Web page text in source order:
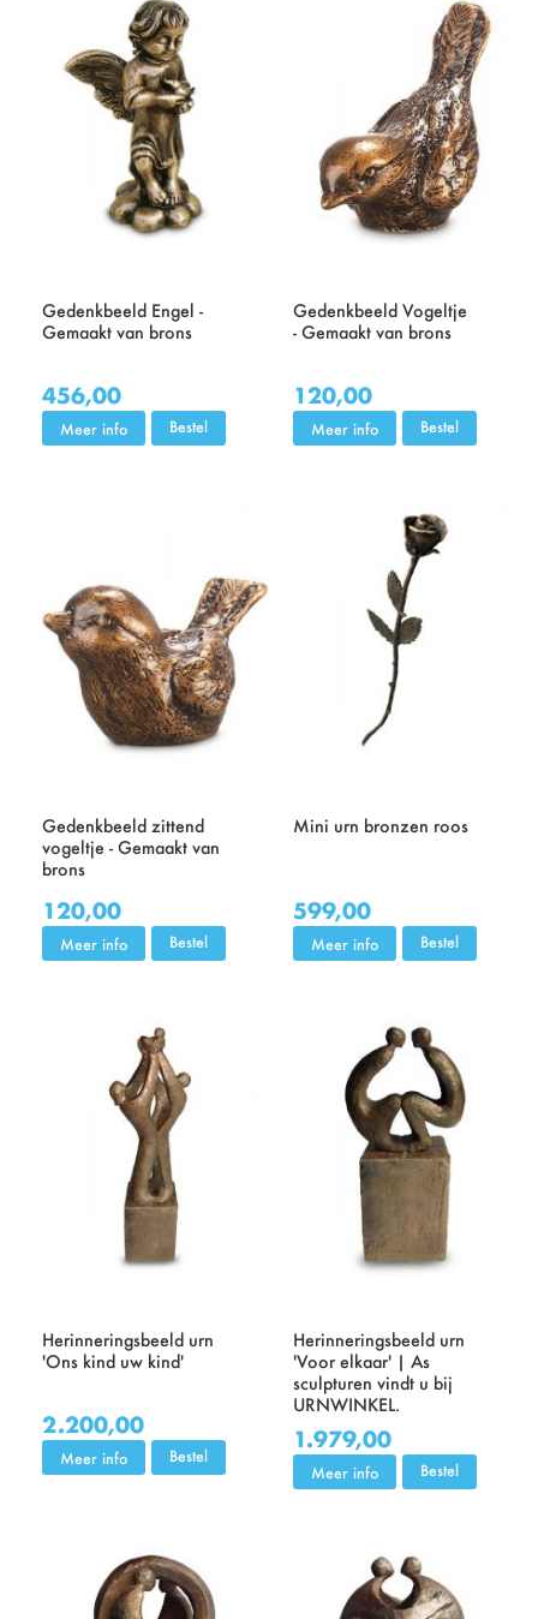
Gedenkbeeld Engel -
Gemaakt van brons
456,00
Meer info Bestel
Gedenkbeeld Vogeltje
- Gemaakt van brons
120,00
Meer info Bestel
Gedenkbeeld zittend
vogeltje - Gemaakt van
brons
120,00
Meer info Bestel
Mini urn bronzen roos
599,00
Meer info Bestel
Herinneringsbeeld urn
'Ons kind uw kind'
2.200,00
Meer info Bestel
Herinneringsbeeld urn
'Voor elkaar' | As
sculpturen vindt u bij
URNWINKEL.
1.979,00
Meer info Bestel